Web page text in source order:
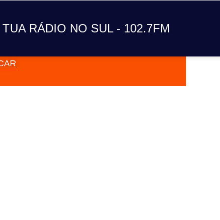
TUA RÁDIO NO SUL - 102.7FM
A TUA RÁDIO NO SUL